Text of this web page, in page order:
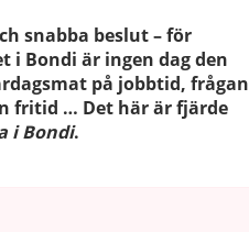
snabba beslut – för
Bondi är ingen dag den
på jobbtid, frågan
fritid … Det här är fjärde
i Bondi.